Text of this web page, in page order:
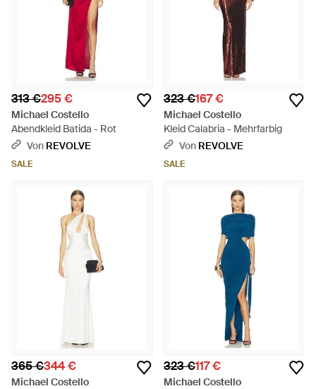
313 €295 €
Michael Costello
Abendkleid Batida - Rot
Von REVOLVE
SALE
323 €167 €
Michael Costello
Kleid Calabria - Mehrfarbig
Von REVOLVE
SALE
365 €344 €
Michael Costello
323 €117 €
Michael Costello